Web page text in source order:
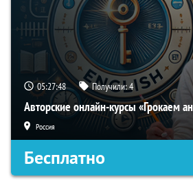
05:27:47 Получили:4
Авторские онлайн-курсы «Грокаем
Россия
Бесплатно